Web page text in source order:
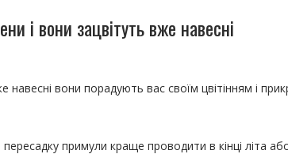
і вони зацвітуть вже навесні
навесні вони порадують вас своїм цвітінням і
примули краще проводити в кінці літа